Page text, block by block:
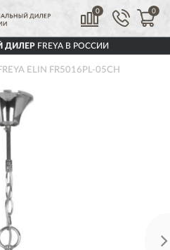
0 0
ДИЛЕРFREYA В РОССИИ
ELIN FR5016PL-05CH